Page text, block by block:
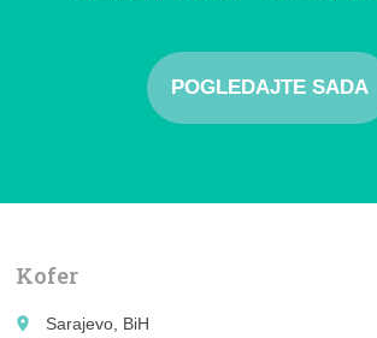
POGLEDAJTE SADA
Kofer
place Sarajevo, BiH